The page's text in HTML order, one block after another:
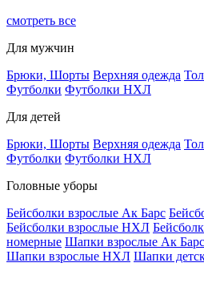
смотреть все
Для мужчин
Брюки, Шорты Верхняя одежда
Футболки Футболки НХЛ
Для детей
Брюки, Шорты Верхняя одежда
Футболки Футболки НХЛ
Головные уборы
Бейсболки взрослые Ак Барс
Бейсболки взрослые НХЛ
номерные Шапки взрослые Ак Барс
Шапки взрослые НХЛ Шапки